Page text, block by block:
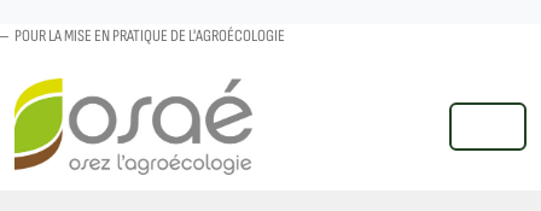
POUR LA MISE EN PRATIQUE DE L'AGROÉCOLOGIE
MENU